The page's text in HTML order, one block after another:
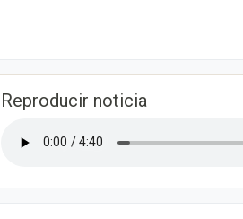
Reproducir noticia